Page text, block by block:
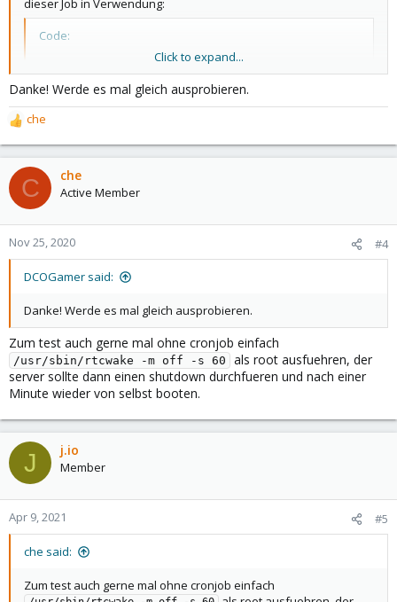
dieser Job in Verwendung:
Code:
# m h  dom mon dow   command
30 00 * * * /usr/sbin/rtcwake -m off -s 21600
gebootet. man rtcwake und man crontab fuer mehr Infos.
Click to expand...
Danke! Werde es mal gleich ausprobieren.
R
e
a
c
t
o
n
che
C che
Active Member
Nov 25, 2020 #4
DCOGamer said:
Danke! Werde es mal gleich ausprobieren.
Zum test auch gerne mal ohne cronjob einfach
/usr/sbin/rtcwake -m off -s 60
als root ausfuehren, der
server sollte dann einen shutdown durchfueren und nach einer
Minute wieder von selbst booten.
J j.io
Member
Apr 9, 2021 #5
che said:
Zum test auch gerne mal ohne cronjob einfach